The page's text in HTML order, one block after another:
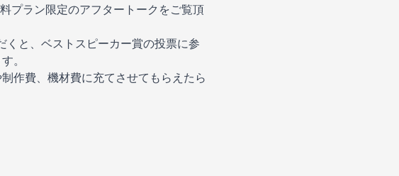
プラン限定のアフタートークをご覧頂
と、ベストスピーカー賞の投票に参
。
作費、機材費に充てさせてもらえたら